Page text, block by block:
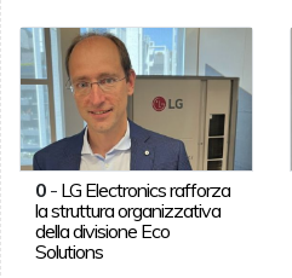
0- LG Electronics rafforza
la struttura organizzativa
della divisione Eco
Solutions